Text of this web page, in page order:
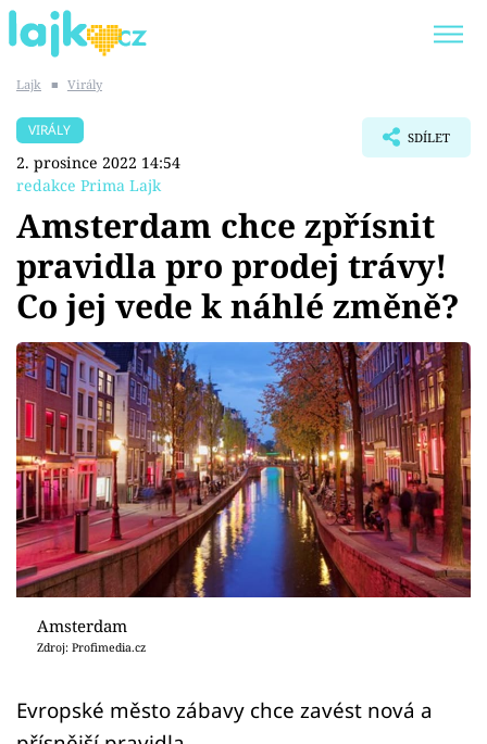
SHOPAHOLICADEL
Témata
Showbyznys
Youtubeři
Virály
Sex a vztahy
Videa
Sledujte prima+
Přihlášení
Lajk ■ Virály
VIRÁLY
2. prosince 2022 14:54
redakce Prima Lajk
SDÍLET
Amsterdam chce zpřísnit
pravidla pro prodej trávy!
Co jej vede k náhlé změně?
Amsterdam
Zdroj: Profimedia.cz
Evropské město zábavy chce zavést nová a